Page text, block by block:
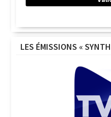
LES ÉMISSIONS «